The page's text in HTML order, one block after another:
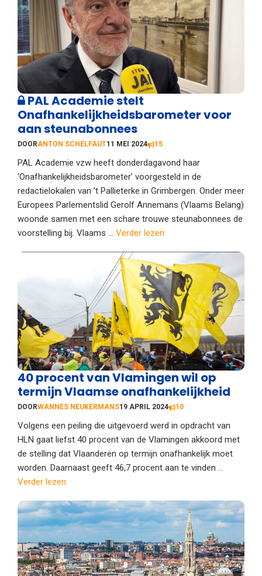
PAL Academie stelt
Onafhankelijkheidsbarometer voor
aan steunabonnees
DOORANTON SCHELFAUT11 MEI 2024 15
PAL Academie vzw heeft donderdagavond haar
‘Onafhankelijkheidsbarometer’ voorgesteld in de
redactielokalen van ’t Pallieterke in Grimbergen. Onder meer
Europees Parlementslid Gerolf Annemans (Vlaams Belang)
woonde samen met een schare trouwe steunabonnees de
voorstelling bij. Vlaams ... Verder lezen
40 procent van Vlamingen wil op
termijn Vlaamse onafhankelijkheid
DOORWANNES NEUKERMANS19 APRIL 2024 10
Volgens een peiling die uitgevoerd werd in opdracht van
HLN gaat liefst 40 procent van de Vlamingen akkoord met
de stelling dat Vlaanderen op termijn onafhankelijk moet
worden. Daarnaast geeft 46,7 procent aan te vinden ...
Verder lezen